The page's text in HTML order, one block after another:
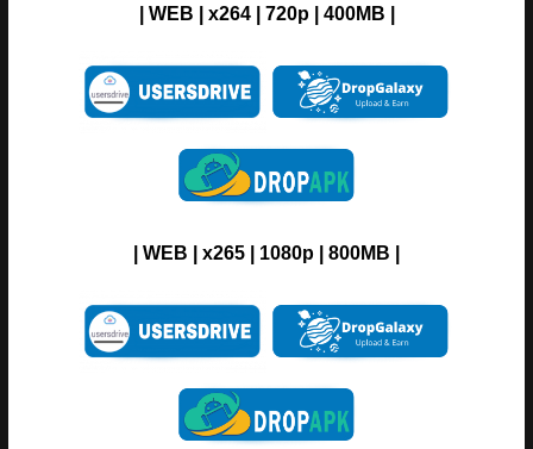
| WEB | x264 | 720p | 400MB |
| WEB | x265 | 1080p | 800MB |